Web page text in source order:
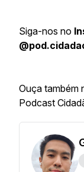
Siga-nos no
Ouça também
Podcast